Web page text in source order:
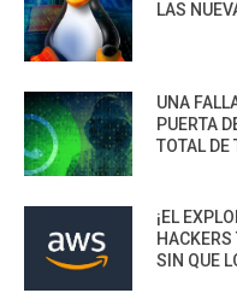
LAS
UNA
PUERTA
TOTAL DE
¡EL
HACKERS
SIN QUE